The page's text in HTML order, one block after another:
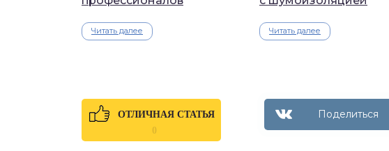
Читать далее Читать далее
ОТЛИЧНАЯ СТАТЬЯ
0